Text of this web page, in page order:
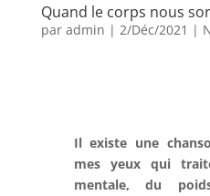
Quand le corps nous
par admin | 2/Déc/2021 |
Il existe une
mes yeux qui
mentale, du